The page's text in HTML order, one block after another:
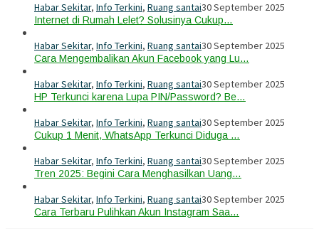
Habar Sekitar, Info Terkini, Ruang santai30 September 2025
Internet di Rumah Lelet? Solusinya Cukup…
Habar Sekitar, Info Terkini, Ruang santai30 September 2025
Cara Mengembalikan Akun Facebook yang Lu…
Habar Sekitar, Info Terkini, Ruang santai30 September 2025
HP Terkunci karena Lupa PIN/Password? Be…
Habar Sekitar, Info Terkini, Ruang santai30 September 2025
Cukup 1 Menit, WhatsApp Terkunci Diduga …
Habar Sekitar, Info Terkini, Ruang santai30 September 2025
Tren 2025: Begini Cara Menghasilkan Uang…
Habar Sekitar, Info Terkini, Ruang santai30 September 2025
Cara Terbaru Pulihkan Akun Instagram Saa…